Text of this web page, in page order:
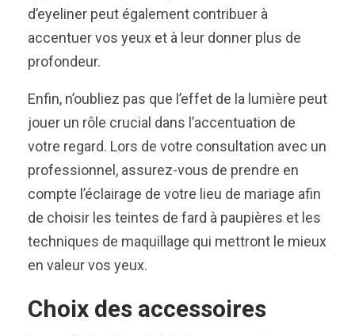
d’eyeliner peut également contribuer à
accentuer vos yeux et à leur donner plus de
profondeur.
Enfin, n’oubliez pas que l’effet de la lumière peut
jouer un rôle crucial dans l’accentuation de
votre regard. Lors de votre consultation avec un
professionnel, assurez-vous de prendre en
compte l’éclairage de votre lieu de mariage afin
de choisir les teintes de fard à paupières et les
techniques de maquillage qui mettront le mieux
en valeur vos yeux.
Choix des accessoires